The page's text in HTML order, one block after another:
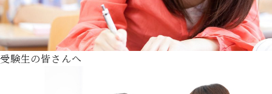
受験生の皆さんへ